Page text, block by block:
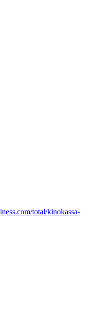
total/kinokassa-